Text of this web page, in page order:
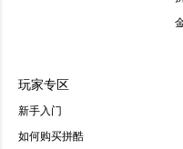
玩家专区
新手入门
如何购买拼酷